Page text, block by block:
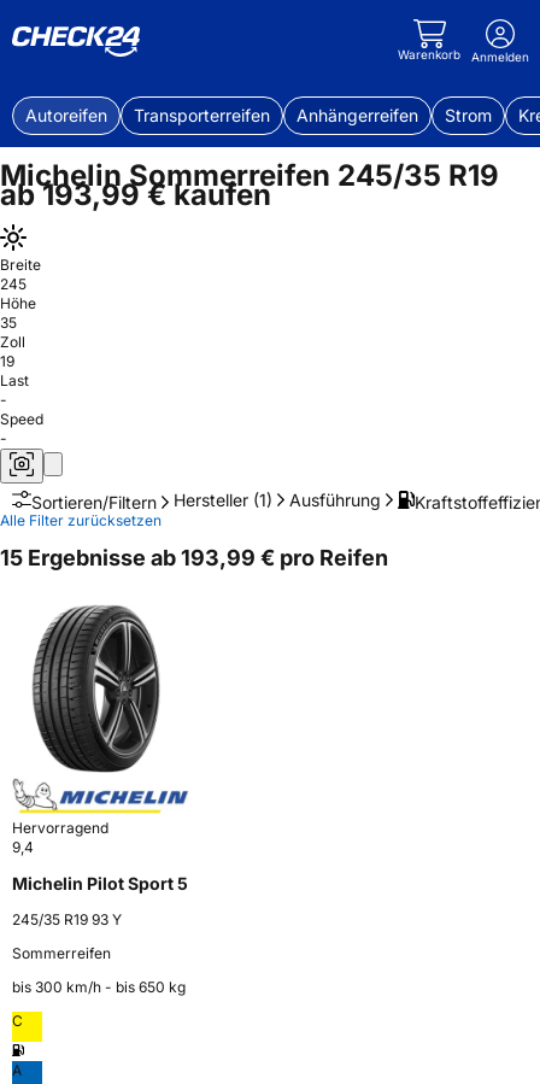
Warenkorb Anmelden
Autoreifen Transporterreifen Anhängerreifen Strom
Michelin Sommerreifen 245/35 R19
ab 193,99 € kaufen
Breite
245
Höhe
35
Zoll
19
Last
-
Speed
-
Sortieren/Filtern Hersteller (1) Ausführung
Alle Filter zurücksetzen
15 Ergebnisse ab 193,99 € pro Reifen
Hervorragend
9,4
Michelin Pilot Sport 5
245/35 R19 93 Y
Sommerreifen
bis 300 km⁠/⁠h - bis 650 kg
C
A